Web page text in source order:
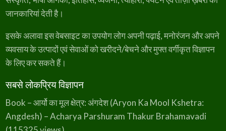
जानकारियां देती है।
इसके अलावा इस वेबसाइट का उपयोग लोग अपनी पढ़ाई, मनोरंजन और अपने
व्यवसाय के उत्पादों एवं सेवाओं को खरीदने/बेचने और मुफ्त वर्गीकृत विज्ञापन
के लिए कर सकते हैं।
सबसे लोकप्रिय विज्ञापन
Book – आर्यो का मूल क्षेत्र: अंगदेश (Aryon Ka Mool Kshetra:
Angdesh) – Acharya Parshuram Thakur Brahamavadi